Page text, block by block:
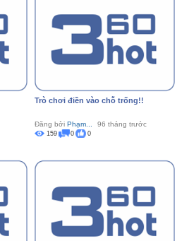
Trò chơi điền vào chỗ trống!!
Đăng bởi Phạm... 96 tháng trước
159 0 0